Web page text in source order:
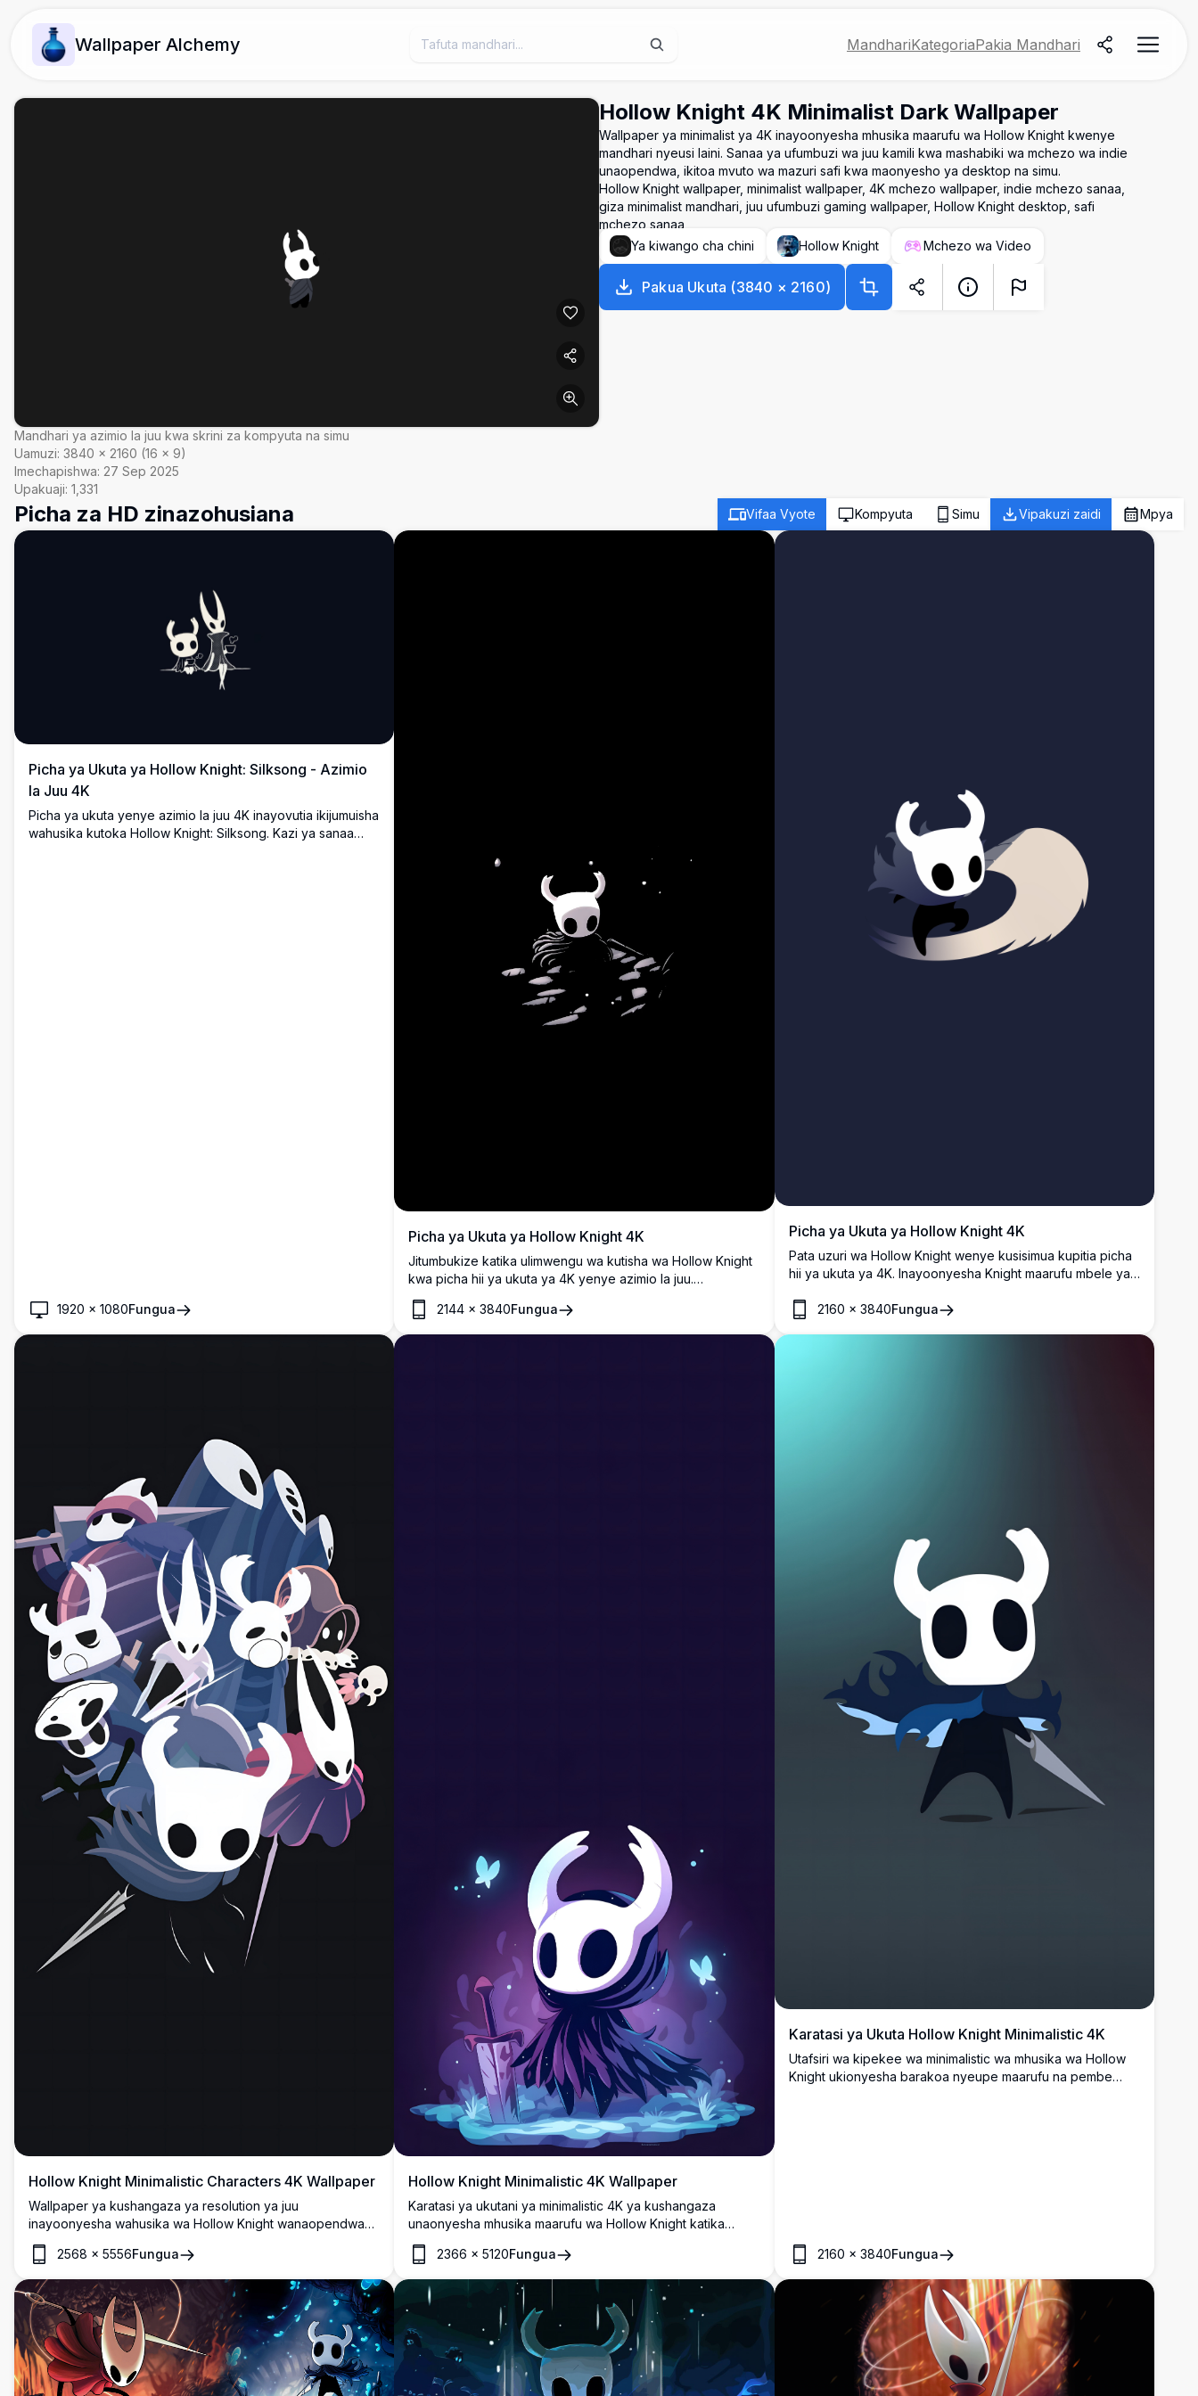
Wallpaper Alchemy MandhariKategoriaPakia Mandhari
Mandhari ya azimio la juu kwa skrini za kompyuta na simu
Uamuzi: 3840 × 2160 (16 × 9)
Imechapishwa: 27 Sep 2025
Upakuaji: 1,331
Hollow Knight 4K Minimalist Dark Wallpaper
Wallpaper ya minimalist ya 4K inayoonyesha mhusika maarufu wa Hollow Knight kwenye
mandhari nyeusi laini. Sanaa ya ufumbuzi wa juu kamili kwa mashabiki wa mchezo wa indie
unaopendwa, ikitoa mvuto wa mazuri safi kwa maonyesho ya desktop na simu.
Hollow Knight wallpaper, minimalist wallpaper, 4K mchezo wallpaper, indie mchezo sanaa,
giza minimalist mandhari, juu ufumbuzi gaming wallpaper, Hollow Knight desktop, safi
mchezo sanaa
Ya kiwango cha chini
Hollow Knight Mchezo wa Video
Pakua Ukuta (3840 × 2160)
Picha za HD zinazohusiana Vifaa Vyote Kompyuta Simu Vipakuzi zaidi Mpya
Picha ya Ukuta ya Hollow Knight: Silksong - Azimio
la Juu 4K
Picha ya ukuta yenye azimio la juu 4K inayovutia ikijumuisha
wahusika kutoka Hollow Knight: Silksong. Kazi ya sanaa
1920 × 1080Fungua
Picha ya Ukuta ya Hollow Knight 4K
Jitumbukize katika ulimwengu wa kutisha wa Hollow Knight
kwa picha hii ya ukuta ya 4K yenye azimio la juu.
Inayomtambulisha mhusika maarufu katika mazingira ya giza
na yenye anga, picha hii ya ukuta inakamata uzuri mzuri na
siri ya mchezo. Inafaa kwa mashabiki wanaotafuta kuleta
2144 ×3840Fungua
Picha ya Ukuta ya Hollow Knight 4K
Pata uzuri wa Hollow Knight wenye kusisimua kupitia picha
hii ya ukuta ya 4K. Inayoonyesha Knight maarufu mbele ya
inachukua kiini cha ulimwengu wa mchezo wenye
2160 × 3840Fungua
Hollow Knight Minimalistic Characters 4K Wallpaper
Wallpaper ya kushangaza ya resolution ya juu
inayoonyesha wahusika wa Hollow Knight wanaopendwa
katika mtindo wa kisanii wa minimalistic laini. Mazingira ya
giza yanabainisha viumbe maarufu wenye barakoa nyeupe
na rangi za zambarau na bluu za hali ya chini, vikiunda
urembo wa mchezo mzuri unaofaa kwa onyesho lolote.
2568 × 5556Fungua
Hollow Knight Minimalistic 4K Wallpaper
Karatasi ya ukutani ya minimalistic 4K ya kushangaza
unaonyesha mhusika maarufu wa Hollow Knight katika
mazingira ya kijani-samawati ya fumbo. Sanaa ya ubora wa
juu inayoonyesha mwanamume pamoja na vipepeo vya
ethereal na upanga katika mazingira ya ndoto na anga
kamilifu kwa skrini yoyote.
2366 ×5120Fungua
Karatasi ya Ukuta Hollow Knight Minimalistic 4K
Utafsiri wa kipekee wa minimalistic wa mhusika wa Hollow
Knight ukionyesha barakoa nyeupe maarufu na pembe
2160 × 3840Fungua